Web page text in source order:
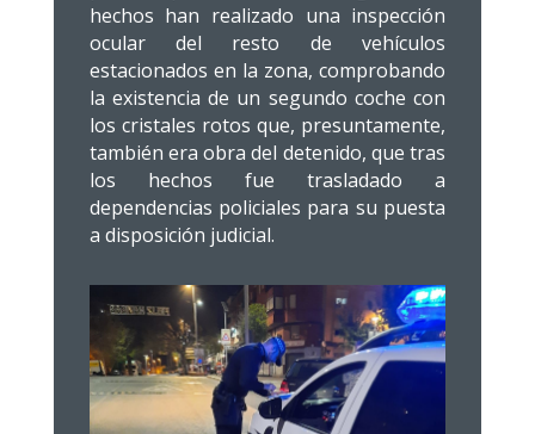
hechos han realizado una inspección
ocular del resto de vehículos
estacionados en la zona, comprobando
la existencia de un segundo coche con
los cristales rotos que, presuntamente,
también era obra del detenido, que tras
los hechos fue trasladado a
dependencias policiales para su puesta
a disposición judicial.